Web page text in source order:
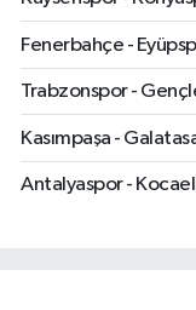
Fenerbahçe -
Trabzonspor -
Kasımpaşa -
Antalyaspor -